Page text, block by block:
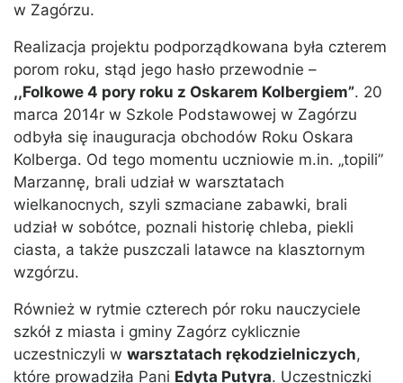
w Zagórzu.
Realizacja projektu podporządkowana była czterem
porom roku, stąd jego hasło przewodnie –
,,Folkowe 4 pory roku z Oskarem Kolbergiem”. 20
marca 2014r w Szkole Podstawowej w Zagórzu
odbyła się inauguracja obchodów Roku Oskara
Kolberga. Od tego momentu uczniowie m.in. „topili”
Marzannę, brali udział w warsztatach
wielkanocnych, szyli szmaciane zabawki, brali
udział w sobótce, poznali historię chleba, piekli
ciasta, a także puszczali latawce na klasztornym
wzgórzu.
Również w rytmie czterech pór roku nauczyciele
szkół z miasta i gminy Zagórz cyklicznie
uczestniczyli w warsztatach rękodzielniczych,
które prowadziła Pani Edyta Putyra. Uczestniczki